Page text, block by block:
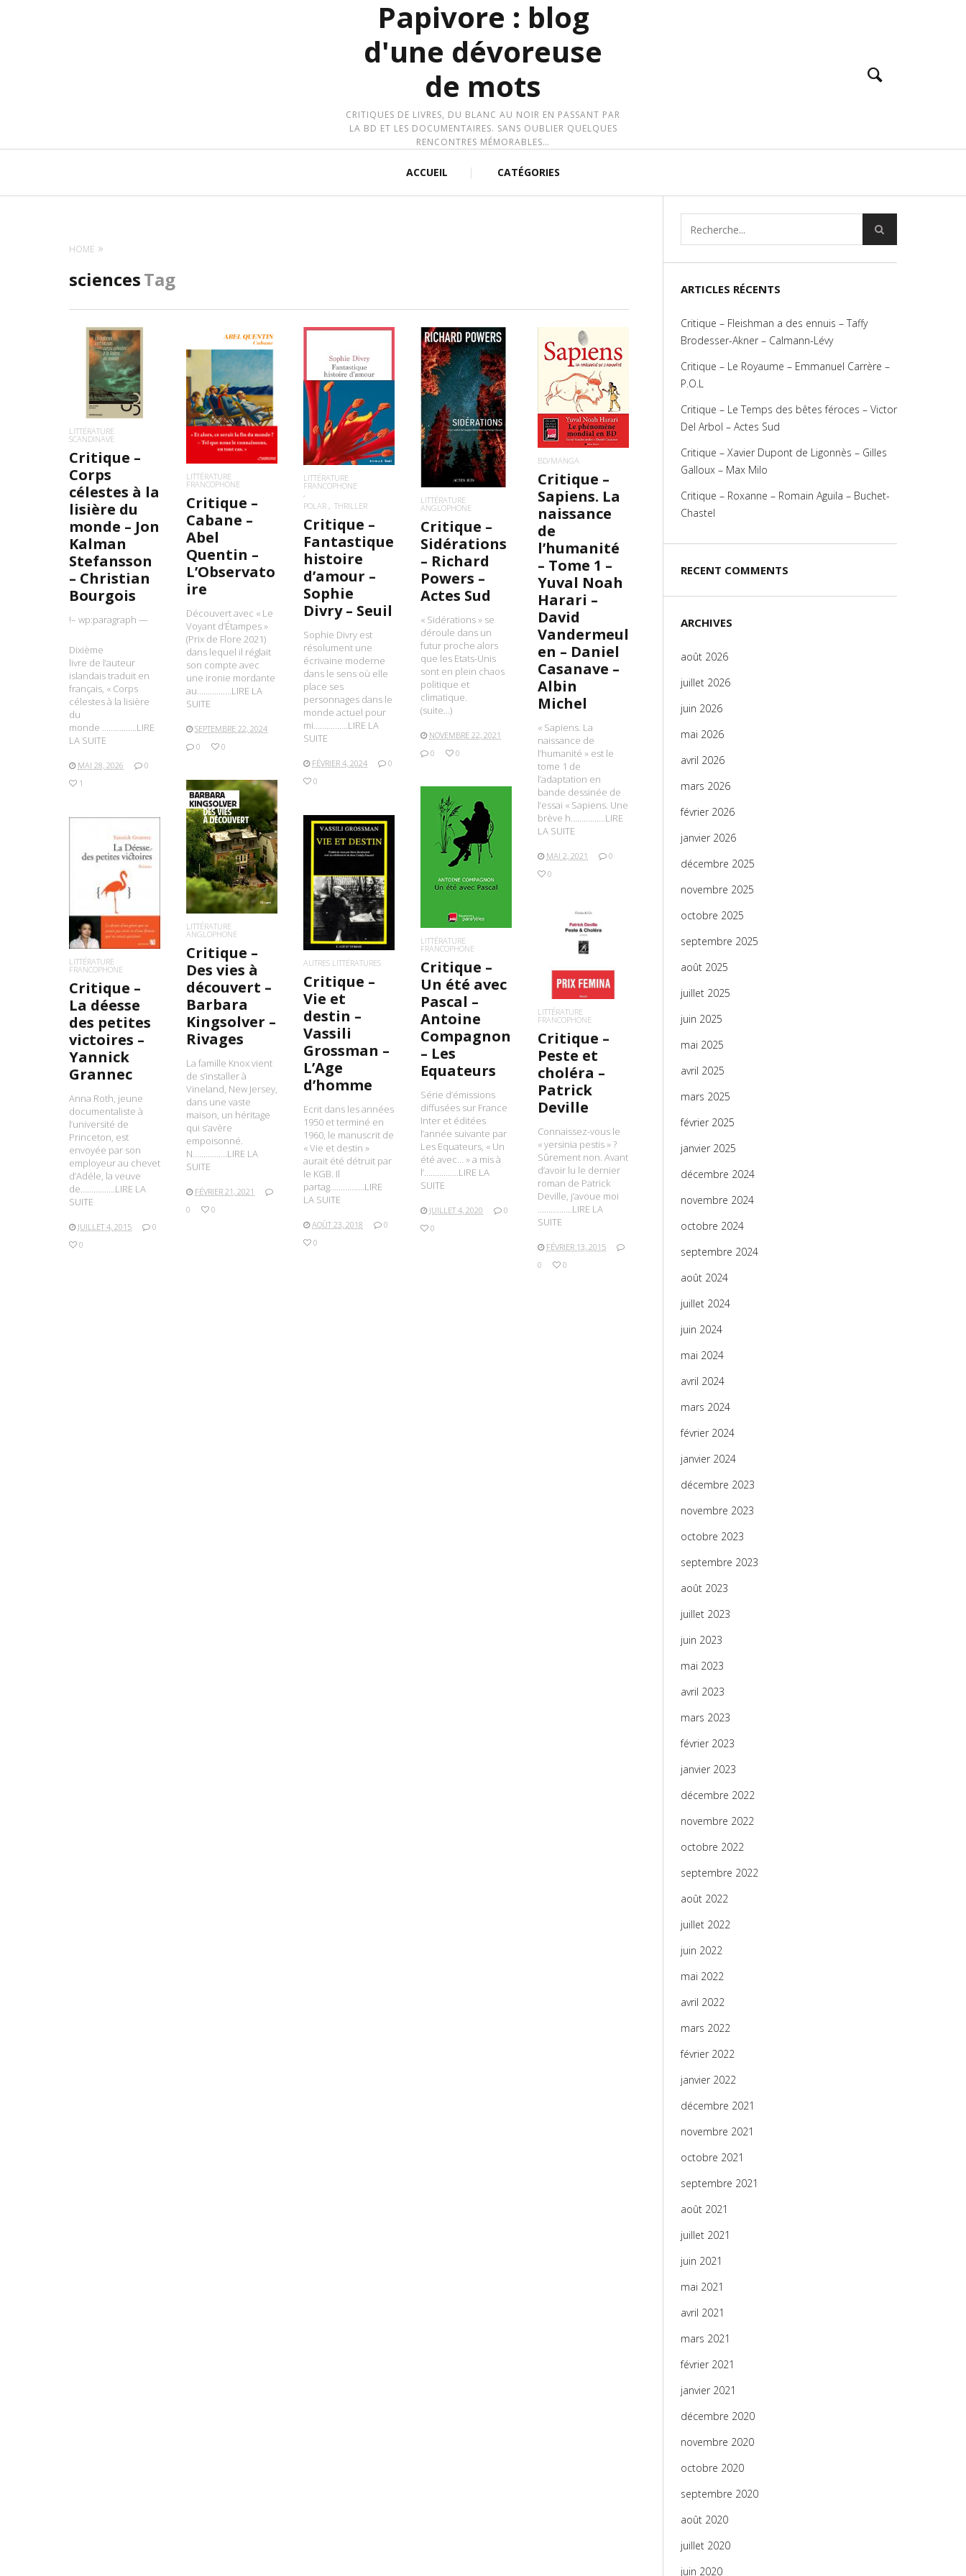
Papivore : blog
d'une dévoreuse
de mots
CRITIQUES DE LIVRES, DU BLANC AU NOIR EN PASSANT PAR
LA BD ET LES DOCUMENTAIRES. SANS OUBLIER QUELQUES
RENCONTRES MÉMORABLES…
ACCUEIL CATÉGORIES
HOME
sciencesTag
LIRE LA SUITE
LITTÉRATURE
SCANDINAVE
Critique –
Corps
célestes à la
lisière du
monde – Jon
Kalman
Stefansson
– Christian
Bourgois
!– wp:paragraph —
Dixième
livre de l’auteur
islandais traduit en
français, « Corps
célestes à la lisière
du
monde …………….LIRE
LA SUITE
MAI 28, 2026
0
1
LIRE LA SUITE
LITTÉRATURE
FRANCOPHONE
Critique –
Cabane –
Abel
Quentin –
L’Observato
ire
Découvert avec « Le
Voyant d’Étampes »
(Prix de Flore 2021)
dans lequel il réglait
son compte avec
une ironie mordante
au…………….LIRE LA
SUITE
SEPTEMBRE 22, 2024
0
0
LIRE LA SUITE
LITTÉRATURE
FRANCOPHONE
POLAR
THRILLER
Critique –
Fantastique
histoire
d’amour –
Sophie
Divry – Seuil
Sophie Divry est
résolument une
écrivaine moderne
dans le sens où elle
place ses
personnages dans le
monde actuel pour
mi…………….LIRE LA
SUITE
FÉVRIER 4, 2024
0
0
LIRE LA SUITE
LITTÉRATURE
ANGLOPHONE
Critique –
Sidérations
– Richard
Powers –
Actes Sud
« Sidérations » se
déroule dans un
futur proche alors
que les Etats-Unis
sont en plein chaos
politique et
climatique.
(suite…)
NOVEMBRE 22, 2021
0
0
LIRE LA SUITE
BD/MANGA
Critique –
Sapiens. La
naissance
de
l’humanité
– Tome 1 –
Yuval Noah
Harari –
David
Vandermeul
en – Daniel
Casanave –
Albin
Michel
« Sapiens. La
naissance de
l’humanité » est le
tome 1 de
l’adaptation en
bande dessinée de
l’essai « Sapiens. Une
brève h…………….LIRE
LA SUITE
MAI 2, 2021
0
0
LIRE LA SUITE
LITTÉRATURE
ANGLOPHONE
Critique –
Des vies à
découvert –
Barbara
Kingsolver –
Rivages
La famille Knox vient
de s’installer à
Vineland, New Jersey,
dans une vaste
maison, un héritage
qui s’avère
empoisonné.
N…………….LIRE LA
SUITE
FÉVRIER 21, 2021
0
0
LIRE LA SUITE
LITTÉRATURE
FRANCOPHONE
Critique –
Un été avec
Pascal –
Antoine
Compagnon
– Les
Equateurs
Série d’émissions
diffusées sur France
Inter et éditées
l’année suivante par
Les Equateurs, « Un
été avec… » a mis à
l’…………….LIRE LA
SUITE
JUILLET 4, 2020
0
0
LIRE LA SUITE
AUTRES LITTÉRATURES
Critique –
Vie et
destin –
Vassili
Grossman –
L’Age
d’homme
Ecrit dans les années
1950 et terminé en
1960, le manuscrit de
« Vie et destin »
aurait été détruit par
le KGB. Il
partag…………….LIRE
LA SUITE
AOÛT 23, 2018
0
0
LIRE LA SUITE
LITTÉRATURE
FRANCOPHONE
Critique –
La déesse
des petites
victoires –
Yannick
Grannec
Anna Roth, jeune
documentaliste à
l’université de
Princeton, est
envoyée par son
employeur au chevet
d’Adéle, la veuve
de…………….LIRE LA
SUITE
JUILLET 4, 2015
0
0
LIRE LA SUITE
LITTÉRATURE
FRANCOPHONE
Critique –
Peste et
choléra –
Patrick
Deville
Connaissez-vous le
« yersinia pestis » ?
Sûrement non. Avant
d’avoir lu le dernier
roman de Patrick
Deville, j’avoue moi
…………….LIRE LA
SUITE
FÉVRIER 13, 2015
0
0
ARTICLES RÉCENTS
Critique – Fleishman a des ennuis – Taffy
Brodesser-Akner – Calmann-Lévy
Critique – Le Royaume – Emmanuel Carrère –
P.O.L
Critique – Le Temps des bêtes féroces – Victor
Del Arbol – Actes Sud
Critique – Xavier Dupont de Ligonnès – Gilles
Galloux – Max Milo
Critique – Roxanne – Romain Aguila – Buchet-
Chastel
RECENT COMMENTS
ARCHIVES
août 2026
juillet 2026
juin 2026
mai 2026
avril 2026
mars 2026
février 2026
janvier 2026
décembre 2025
novembre 2025
octobre 2025
septembre 2025
août 2025
juillet 2025
juin 2025
mai 2025
avril 2025
mars 2025
février 2025
janvier 2025
décembre 2024
novembre 2024
octobre 2024
septembre 2024
août 2024
juillet 2024
juin 2024
mai 2024
avril 2024
mars 2024
février 2024
janvier 2024
décembre 2023
novembre 2023
octobre 2023
septembre 2023
août 2023
juillet 2023
juin 2023
mai 2023
avril 2023
mars 2023
février 2023
janvier 2023
décembre 2022
novembre 2022
octobre 2022
septembre 2022
août 2022
juillet 2022
juin 2022
mai 2022
avril 2022
mars 2022
février 2022
janvier 2022
décembre 2021
novembre 2021
octobre 2021
septembre 2021
août 2021
juillet 2021
juin 2021
mai 2021
avril 2021
mars 2021
février 2021
janvier 2021
décembre 2020
novembre 2020
octobre 2020
septembre 2020
août 2020
juillet 2020
juin 2020